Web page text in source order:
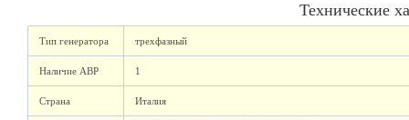
Технические
Тип генератора трехфазный
Наличие АВР 1
Страна Италия